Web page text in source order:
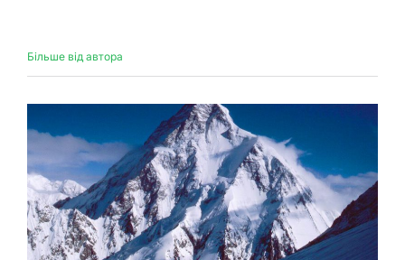
Більше від автора